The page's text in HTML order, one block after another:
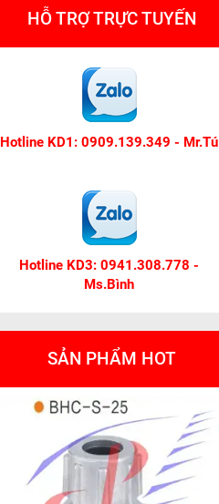
HỖ TRỢ TRỰC TUYẾN
Hotline KD1: 0909.139.349 - Mr.Tú
Hotline KD3: 0941.308.778 -
Ms.Bình
SẢN PHẨM HOT